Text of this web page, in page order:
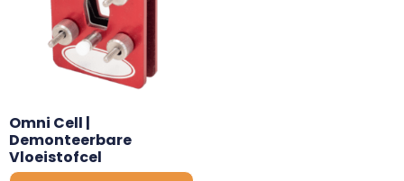
Omni Cell |
Demonteerbare
Vloeistofcel